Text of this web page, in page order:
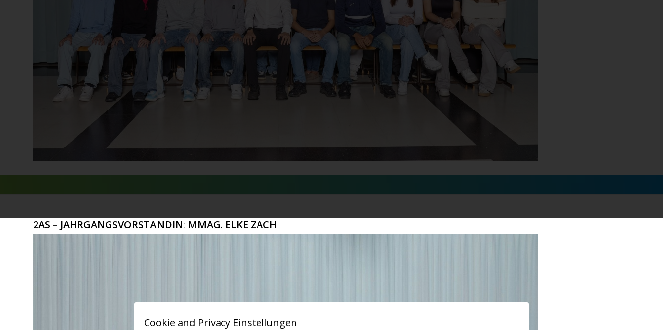
Cookie and Privacy Einstellungen
2AS – JAHRGANGSVORSTÄNDIN: MMAG. ELKE ZACH